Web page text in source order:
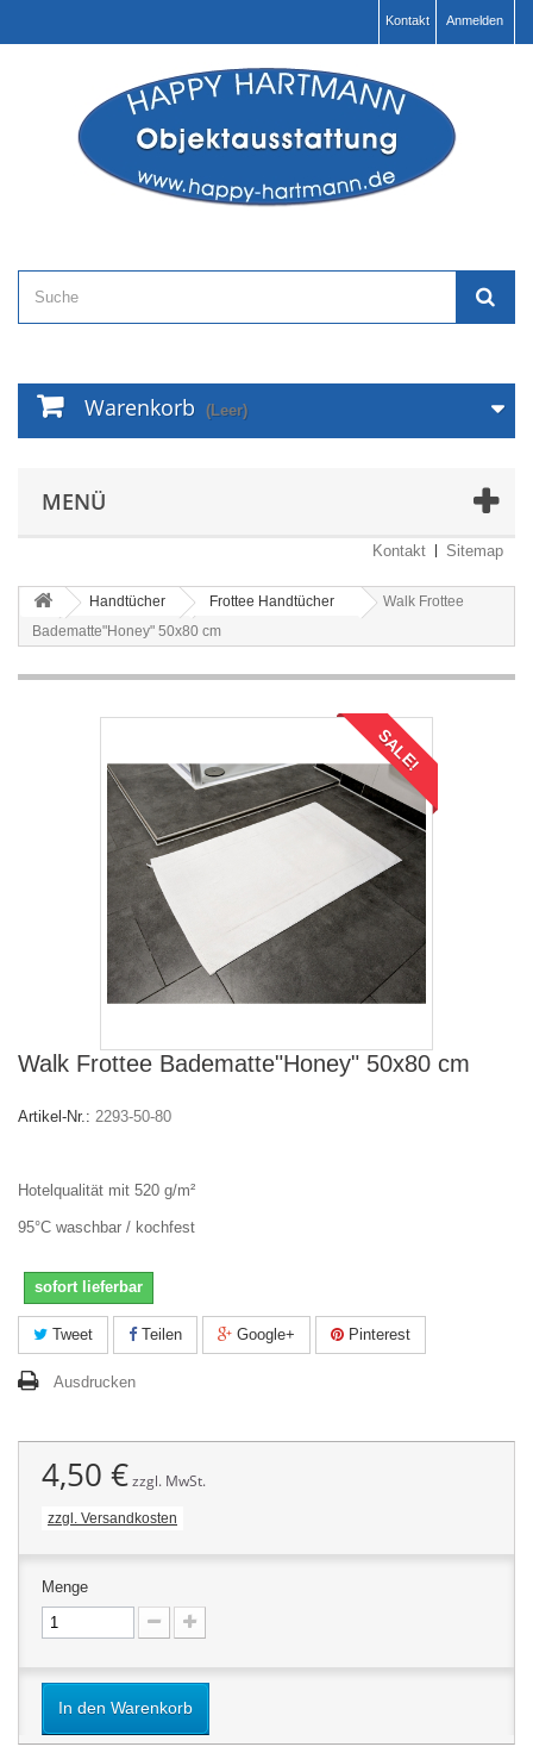
Anmelden
Kontakt
Warenkorb (Leer)
MENÜ
Kontakt Sitemap
Handtücher Frottee Handtücher
Walk Frottee
Badematte"Honey" 50x80 cm
SALE!
Walk Frottee Badematte"Honey" 50x80 cm
Artikel-Nr.: 2293-50-80
Hotelqualität mit 520 g/m²
95°C waschbar / kochfest
sofort lieferbar
Tweet Teilen Google+ Pinterest
Ausdrucken
4,50 €zzgl. MwSt.
zzgl. Versandkosten
Menge
In den Warenkorb